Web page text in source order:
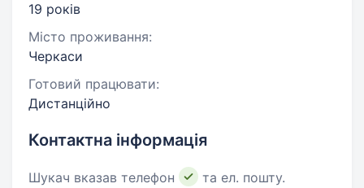
19 років
Місто проживання:
Черкаси
Готовий працювати:
Дистанційно
Контактна інформація
Шукач вказав телефон
та ел. пошту.